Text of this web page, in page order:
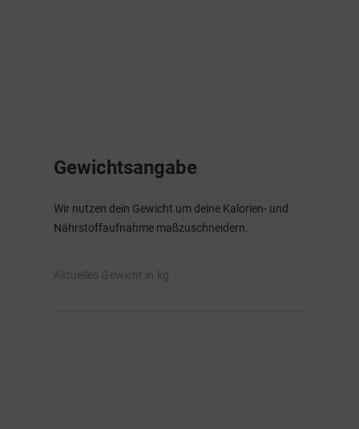
Gewichtsangabe
Wir nutzen dein Gewicht um deine Kalorien- und
Nährstoffaufnahme maßzuschneidern.
Aktuelles Gewicht in kg